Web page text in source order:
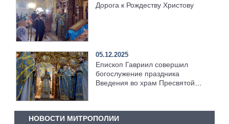
Дорога к Рождеству Христову
05.12.2025
Епископ Гавриил совершил
богослужение праздника
Введения во храм Пресвятой
НОВОСТИ МИТРОПОЛИИ